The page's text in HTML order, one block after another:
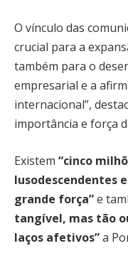
O vínculo das
crucial para a
também para o
empresarial e a
internacional”,
importância e força
Existem “cinco
lusodescendentes
grande força”e
tangível, mas tão
laços afetivos”a